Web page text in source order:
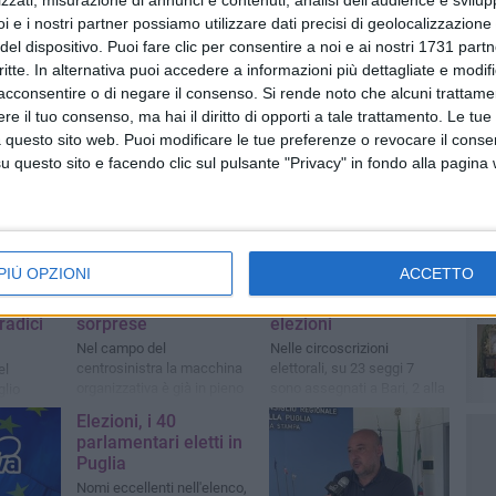
e i nostri partner possiamo utilizzare dati precisi di
dispositivo. Puoi fare clic per consentire a noi e ai nostri 1731
In alternativa puoi accedere a informazioni più dettagliate e
o di negare il consenso. Si rende noto che alcuni
il tuo consenso, ma hai il diritto di opporti a tale trattamento. Le
sito web. Puoi modificare le tue preferenze o revocare il
questo sito e facendo clic sul pulsante "Privacy" in fondo alla pagina
OPZIONI ACCETTO
«In
il
PD
Puglia, il primo toto-
nomi tra conferme e
sorprese
Nel campo del
centrosinistra la macchina
e 24 novembre 2025,
firmati i decreti per le
elezioni
Nelle circoscrizioni
elettorali, su 23 seggi 7
BAT, 2 a Brindisi, 4 a Foggia,
5 a Lecce e 3 a Taranto: le
altre con premio di
maggioranza
Elezioni, i 40
parlamentari eletti in
Puglia
Nomi eccellenti nell'elenco,